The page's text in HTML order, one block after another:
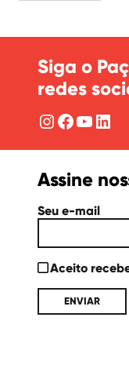
Siga o
redes
Instagram
Assine
Seu e-mail
Aceito